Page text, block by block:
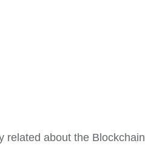
related about the Blockchain